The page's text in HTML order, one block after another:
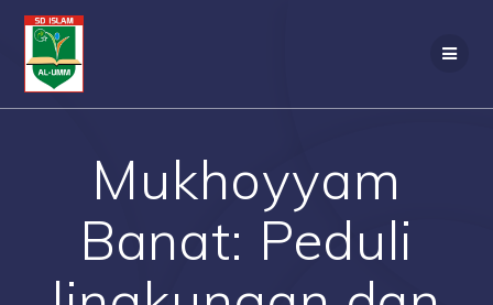
Mukhoyyam
Banat: Peduli